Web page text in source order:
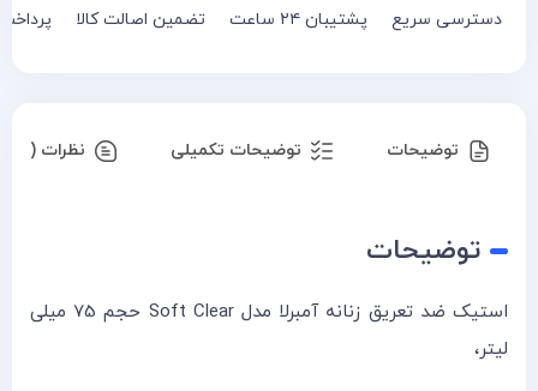
دسترسی سریع پشتیبان ۲۴ ساعت تضمین اصالت کالا
توضیحات توضیحات تکمیلی نظرات (۰)
توضیحات
استیک ضد تعریق زنانه آمبرلا مدل Soft Clear حجم 75 میلی
لیتر،